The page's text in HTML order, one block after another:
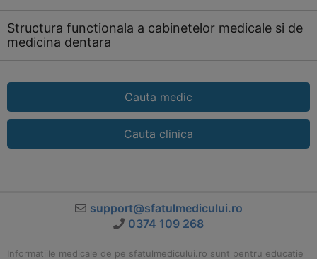
Structura functionala a cabinetelor medicale si de
medicina dentara
Cauta medic
Cauta clinica
support@sfatulmedicului.ro
0374 109 268
Informatiile medicale de pe sfatulmedicului.ro sunt pentru educatie